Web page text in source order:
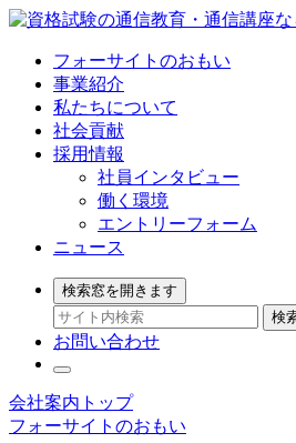
フォーサイト のおもい
事業紹介
私たちについて
社会貢献
採用情報
社員インタビュー
働く環境
エントリーフォーム
ニュース
検索窓を開きます
検
お問い合わせ
会社案内トップ
フォーサイトのおもい